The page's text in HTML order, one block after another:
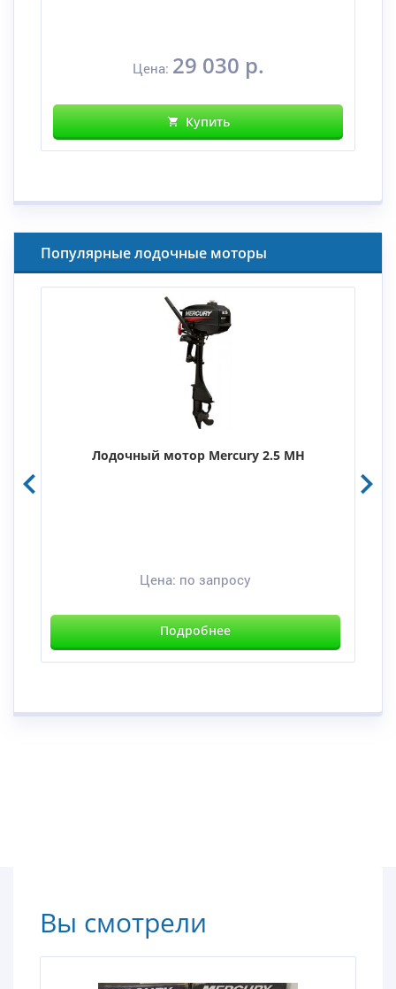
Цена: 29 030 р.
Купить
Популярные лодочные моторы
Лодочный мотор Mercury 2.5 MH
Цена: по запросу
Подробнее
Вы смотрели